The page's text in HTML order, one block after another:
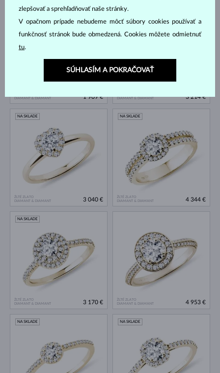
DIAMANT & DIAMANT
NA SKLADE
1 909 €
DIAMANT & DIAMANT
NA SKLADE
3 214 €
ŽLTÉ ZLATO
DIAMANT & DIAMANT
NA SKLADE
3 040 €
ŽLTÉ ZLATO
DIAMANT & DIAMANT
NA SKLADE
4 344 €
ŽLTÉ ZLATO
DIAMANT & DIAMANT
NA SKLADE
3 170 €
ŽLTÉ ZLATO
DIAMANT & DIAMANT
4 953 €
NA SKLADE NA SKLADE
zlepšovať a sprehľadňovať naše stránky.
V opačnom prípade nebudeme môcť súbory cookies používať a
funkčnosť stránok bude obmedzená. Cookies môžete odmietnuť
tu.
SÚHLASÍM A POKRAČOVAŤ